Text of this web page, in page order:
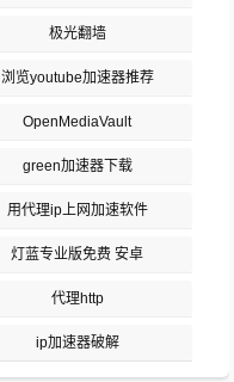
极光翻墙
浏览youtube加速器推荐
OpenMediaVault
green加速器下载
用代理ip上网加速软件
灯蓝专业版免费 安卓
代理http
ip加速器破解